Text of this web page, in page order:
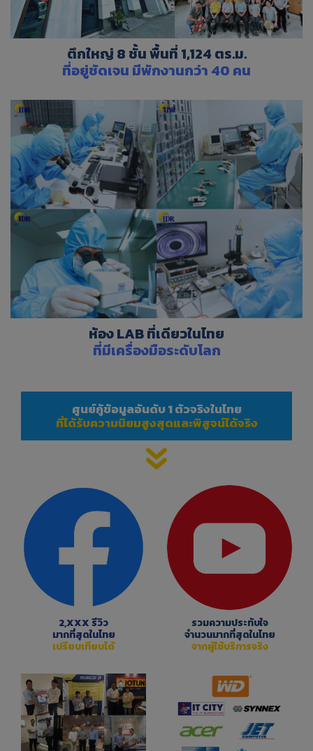
ตึกใหญ่ 8 ชั้น พื้นที่ 1,124 ตร.ม.
ที่อยู่ชัดเจน มีพักงานกว่า 40 คน
ห้อง LAB ที่เดียวในไทย
ที่มีเครื่องมือระดับโลก
ศูนย์กู้ข้อมูลอันดับ 1 ตัวจริงในไทย
ที่ได้รับความนิยมสูงสุดและพิสูจน์ได้จริง
2,XXX รีวิว
มากที่สุดในไทย
เปรียบเทียบได้
รวมความประทับใจ
จำนวนมากที่สุดในไทย
จากผู้ใช้บริการจริง